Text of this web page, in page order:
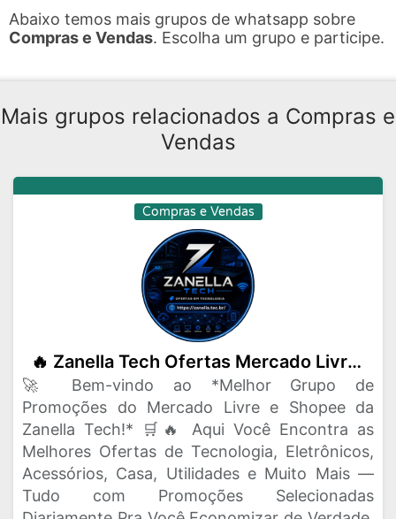
Abaixo temos mais grupos de whatsapp sobre
Compras e Vendas. Escolha um grupo e participe.
Mais grupos relacionados a Compras e
Vendas
Compras e Vendas
🔥 Zanella Tech Ofertas Mercado Livre e Shopee 🔥
🚀 Bem-vindo ao *Melhor Grupo de
Promoções do Mercado Livre e Shopee da
Zanella Tech!* 🛒🔥 Aqui Você Encontra as
Melhores Ofertas de Tecnologia, Eletrônicos,
Acessórios, Casa, Utilidades e Muito Mais —
Tudo com Promoções Selecionadas